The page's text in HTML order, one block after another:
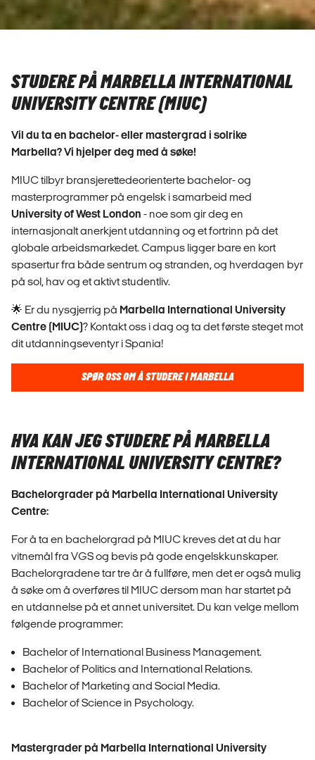
STUDERE PÅ MARBELLA INTERNATIONAL
UNIVERSITY CENTRE (MIUC)
Vil du ta en bachelor- eller mastergrad i solrike
Marbella? Vi hjelper deg med å søke!
MIUC tilbyr bransjerettedeorienterte bachelor- og
masterprogrammer på engelsk i samarbeid med
University of West London - noe som gir deg en
internasjonalt anerkjent utdanning og et fortrinn på det
globale arbeidsmarkedet. Campus ligger bare en kort
spasertur fra både sentrum og stranden, og hverdagen byr
på sol, hav og et aktivt studentliv.
🌟 Er du nysgjerrig på Marbella International University
Centre (MIUC)? Kontakt oss i dag og ta det første steget mot
dit utdanningseventyr i Spania!
SPØR OSS OM Å STUDERE I MARBELLA
HVA KAN JEG STUDERE PÅ MARBELLA
INTERNATIONAL UNIVERSITY CENTRE?
Bachelorgrader på Marbella International University
Centre:
For å ta en bachelorgrad på MIUC kreves det at du har
vitnemål fra VGS og bevis på gode engelskkunskaper.
Bachelorgradene tar tre år å fullføre, men det er også mulig
å søke om å overføres til MIUC dersom man har startet på
en utdannelse på et annet universitet. Du kan velge mellom
følgende programmer:
Bachelor of International Business Management.
Bachelor of Politics and International Relations.
Bachelor of Marketing and Social Media.
Bachelor of Science in Psychology.
Mastergrader på Marbella International University